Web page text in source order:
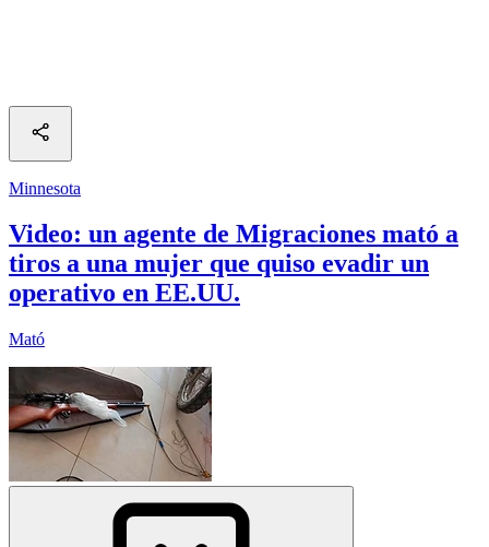
Minnesota
Video: un agente de Migraciones mató a
tiros a una mujer que quiso evadir un
operativo en EE.UU.
Mató